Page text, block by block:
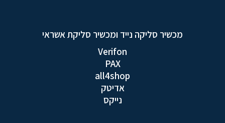
מכשיר סליקה נייד ומכשיר סליקת אשראי
Verifon
PAX
all4shop
אדיטק
נייקס